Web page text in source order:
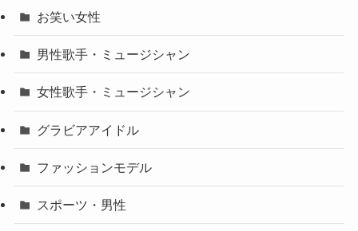
お笑い女性
男性歌手・ミュージシャン
女性歌手・ミュージシャン
グラビアアイドル
ファッションモデル
スポーツ・男性